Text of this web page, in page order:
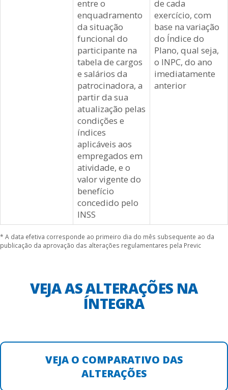
entre o
enquadramento
da situação
funcional do
participante na
tabela de cargos
e salários da
patrocinadora, a
partir da sua
atualização pelas
condições e
índices
aplicáveis aos
empregados em
atividade, e o
valor vigente do
benefício
concedido pelo
INSS
de cada
exercício, com
base na variação
do Índice do
Plano, qual seja,
o INPC, do ano
imediatamente
anterior
* A data efetiva corresponde ao primeiro dia do mês subsequente ao da
publicação da aprovação das alterações regulamentares pela Previc
VEJA AS ALTERAÇÕES NA
ÍNTEGRA
VEJA O COMPARATIVO DAS
ALTERAÇÕES